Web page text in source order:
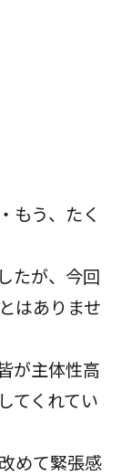
もう、たく
たが、今回
はありませ
が主体性高
てくれてい
めて緊張感